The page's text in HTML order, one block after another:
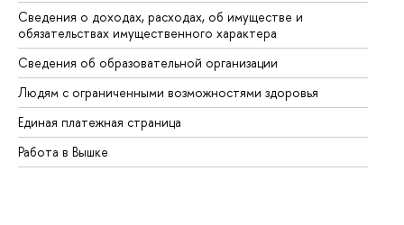
Сведения о доходах, расходах, об имуществе и
обязательствах имущественного характера
Сведения об образовательной организации
Людям с ограниченными возможностями здоровья
Единая платежная страница
Работа в Вышке